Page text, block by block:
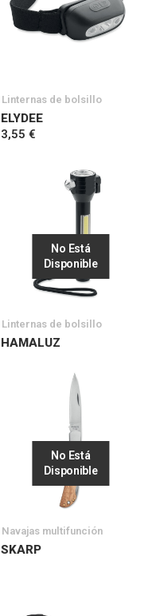
Linternas de bolsillo
ELYDEE
3,55 €
No Está
Disponible
Linternas de bolsillo
HAMALUZ
No Está
Disponible
Navajas multifunción
SKARP